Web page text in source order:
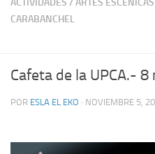
ACTIVIDADES /ARTES ESCÉNICAS
CARABANCHEL
Cafeta de la UPCA.-
POR ESLA EL EKO · NOVIEMBRE 5,